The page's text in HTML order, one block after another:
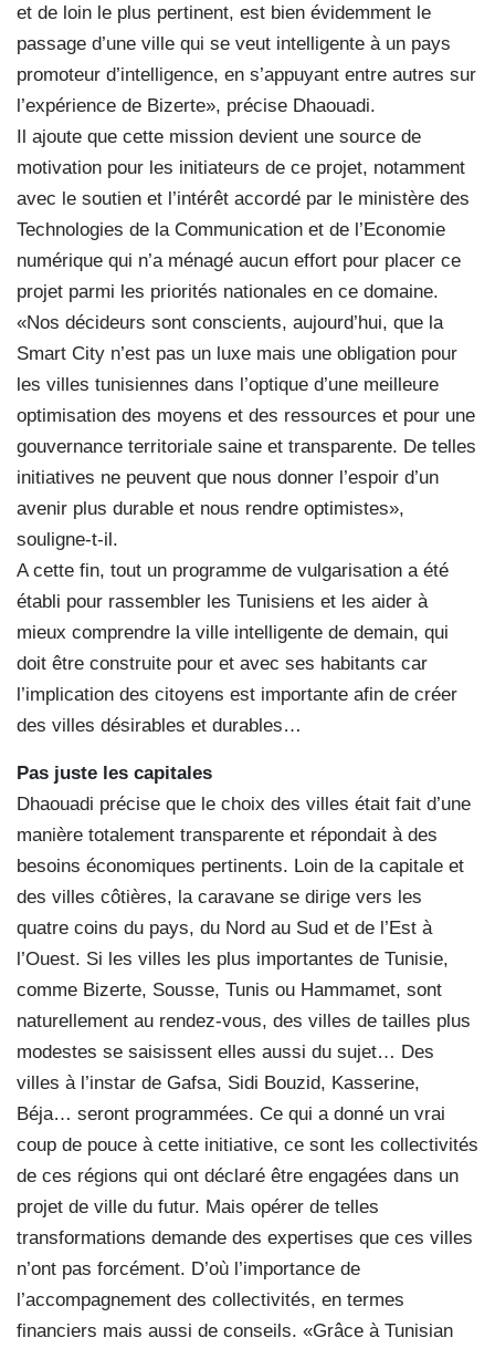
et de loin le plus pertinent, est bien évidemment le
passage d’une ville qui se veut intelligente à un pays
promoteur d’intelligence, en s’appuyant entre autres sur
l’expérience de Bizerte», précise Dhaouadi.
Il ajoute que cette mission devient une source de
motivation pour les initiateurs de ce projet, notamment
avec le soutien et l’intérêt accordé par le ministère des
Technologies de la Communication et de l’Economie
numérique qui n’a ménagé aucun effort pour placer ce
projet parmi les priorités nationales en ce domaine.
«Nos décideurs sont conscients, aujourd’hui, que la
Smart City n’est pas un luxe mais une obligation pour
les villes tunisiennes dans l’optique d’une meilleure
optimisation des moyens et des ressources et pour une
gouvernance territoriale saine et transparente. De telles
initiatives ne peuvent que nous donner l’espoir d’un
avenir plus durable et nous rendre optimistes»,
souligne-t-il.
A cette fin, tout un programme de vulgarisation a été
établi pour rassembler les Tunisiens et les aider à
mieux comprendre la ville intelligente de demain, qui
doit être construite pour et avec ses habitants car
l’implication des citoyens est importante afin de créer
des villes désirables et durables…
Pas juste les capitales
Dhaouadi précise que le choix des villes était fait d’une
manière totalement transparente et répondait à des
besoins économiques pertinents. Loin de la capitale et
des villes côtières, la caravane se dirige vers les
quatre coins du pays, du Nord au Sud et de l’Est à
l’Ouest. Si les villes les plus importantes de Tunisie,
comme Bizerte, Sousse, Tunis ou Hammamet, sont
naturellement au rendez-vous, des villes de tailles plus
modestes se saisissent elles aussi du sujet… Des
villes à l’instar de Gafsa, Sidi Bouzid, Kasserine,
Béja… seront programmées. Ce qui a donné un vrai
coup de pouce à cette initiative, ce sont les collectivités
de ces régions qui ont déclaré être engagées dans un
projet de ville du futur. Mais opérer de telles
transformations demande des expertises que ces villes
n’ont pas forcément. D’où l’importance de
l’accompagnement des collectivités, en termes
financiers mais aussi de conseils. «Grâce à Tunisian